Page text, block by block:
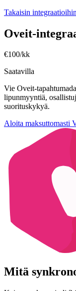
Takaisin integraatioihin
Oveit-
€100/kk
Saatavilla
Vie Oveit-
lipunmyyntiä,
suorituskykyä.
Aloita maksuttomasti
Mitä